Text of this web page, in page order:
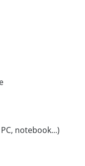
notebook...)